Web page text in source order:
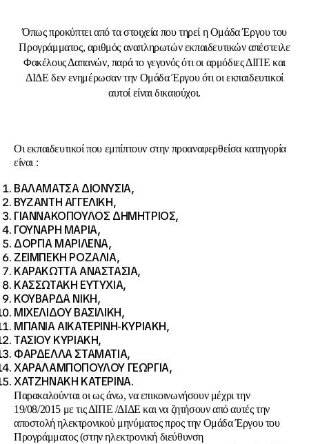
Όπως προκύπτει από τα στοιχεία που τηρεί η Ομάδα Έργου του
Προγράμματος, αριθμός αναπληρωτών εκπαιδευτικών απέστειλε
Φακέλους Δαπανών, παρά το γεγονός ότι οι αρμόδιες ΔΙΠΕ και
ΔΙΔΕ δεν ενημέρωσαν την Ομάδα Έργου ότι οι εκπαιδευτικοί
αυτοί είναι δικαιούχοι.
Οι εκπαιδευτικοί που εμπίπτουν στην προαναφερθείσα κατηγορία
είναι :
ΒΑΛΑΜΑΤΣΑ ΔΙΟΝΥΣΙΑ,
ΒΥΖΑΝΤΗ ΑΓΓΕΛΙΚΗ,
ΓΙΑΝΝΑΚΟΠΟΥΛΟΣ ΔΗΜΗΤΡΙΟΣ,
ΓΟΥΝΑΡΗ ΜΑΡΙΑ,
ΔΟΡΓΙΑ ΜΑΡΙΛΕΝΑ,
ΖΕΙΜΠΕΚΗ ΡΟΖΑΛΙΑ,
ΚΑΡΑΚΩΤΤΑ ΑΝΑΣΤΑΣΙΑ,
ΚΑΣΣΩΤΑΚΗ ΕΥΤΥΧΙΑ,
ΚΟΥΒΑΡΔΑ ΝΙΚΗ,
ΜΙΧΕΛΙΔΟΥ ΒΑΣΙΛΙΚΗ,
ΜΠΑΝΙΑ ΑΙΚΑΤΕΡΙΝΗ-ΚΥΡΙΑΚΗ,
ΤΑΣΙΟΥ ΚΥΡΙΑΚΗ,
ΦΑΡΔΕΛΛΑ ΣΤΑΜΑΤΙΑ,
ΧΑΡΑΛΑΜΠΟΠΟΥΛΟΥ ΓΕΩΡΓΙΑ,
ΧΑΤΖΗΝΑΚΗ ΚΑΤΕΡΙΝΑ.
Παρακαλούνται οι ως άνω, να επικοινωνήσουν μέχρι την
19/08/2015 με τις ΔΙΠΕ /ΔΙΔΕ και να ζητήσουν από αυτές την
αποστολή ηλεκτρονικού μηνύματος προς την Ομάδα Έργου του
Προγράμματος (στην ηλεκτρονική διεύθυνση